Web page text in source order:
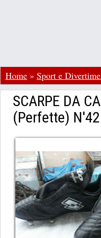
Home » Sport e
SCARPE DA
(Perfette) N'42